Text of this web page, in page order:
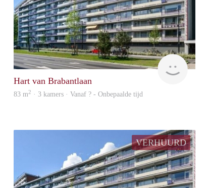
finder
Hart van Brabantlaan
83 m2 · 3 kamers · Vanaf ? - Onbepaalde tijd
VERHUURD